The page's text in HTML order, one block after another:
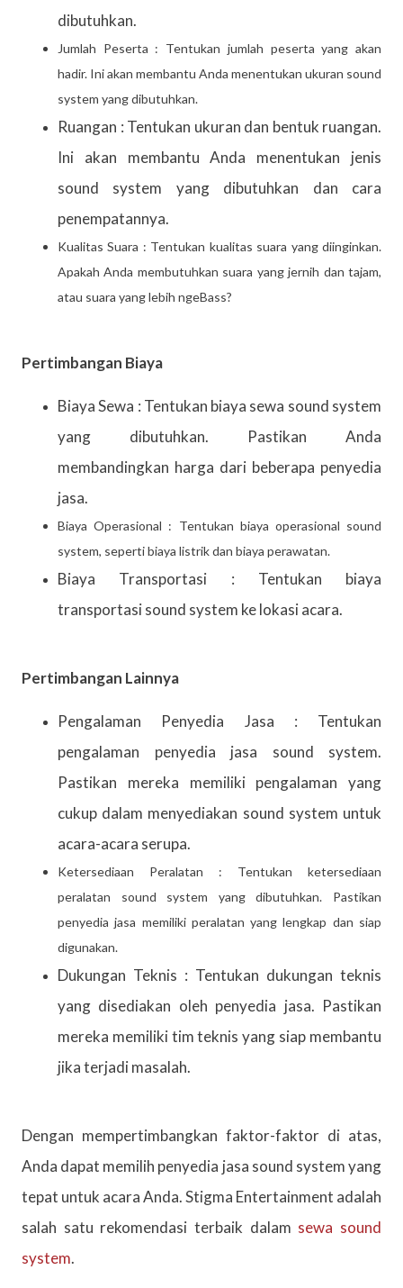
dibutuhkan.
Jumlah Peserta : Tentukan jumlah peserta yang akan
hadir. Ini akan membantu Anda menentukan ukuran sound
system yang dibutuhkan.
Ruangan : Tentukan ukuran dan bentuk ruangan.
Ini akan membantu Anda menentukan jenis
sound system yang dibutuhkan dan cara
penempatannya.
Kualitas Suara : Tentukan kualitas suara yang diinginkan.
Apakah Anda membutuhkan suara yang jernih dan tajam,
atau suara yang lebih ngeBass?
Pertimbangan Biaya
Biaya Sewa : Tentukan biaya sewa sound system
yang dibutuhkan. Pastikan Anda
membandingkan harga dari beberapa penyedia
jasa.
Biaya Operasional : Tentukan biaya operasional sound
system, seperti biaya listrik dan biaya perawatan.
Biaya Transportasi : Tentukan biaya
transportasi sound system ke lokasi acara.
Pertimbangan Lainnya
Pengalaman Penyedia Jasa : Tentukan
pengalaman penyedia jasa sound system.
Pastikan mereka memiliki pengalaman yang
cukup dalam menyediakan sound system untuk
acara-acara serupa.
Ketersediaan Peralatan : Tentukan ketersediaan
peralatan sound system yang dibutuhkan. Pastikan
penyedia jasa memiliki peralatan yang lengkap dan siap
digunakan.
Dukungan Teknis : Tentukan dukungan teknis
yang disediakan oleh penyedia jasa. Pastikan
mereka memiliki tim teknis yang siap membantu
jika terjadi masalah.
Dengan mempertimbangkan faktor-faktor di atas,
Anda dapat memilih penyedia jasa sound system yang
tepat untuk acara Anda. Stigma Entertainment adalah
salah satu rekomendasi terbaik dalam sewa sound
system.